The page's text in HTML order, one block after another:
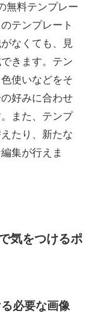
無料テンプレー
テンプレート
なくても、見
きます。テン
使いなどをそ
好みに合わせ
また、テンプ
たり、新たな
集が行えま
気をつけるポ
必要な画像